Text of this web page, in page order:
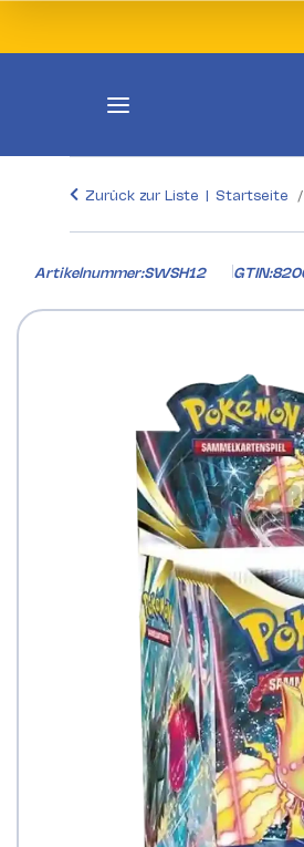
Zurück zur Liste Startseite
Artikelnummer:SWSH12 GTIN: